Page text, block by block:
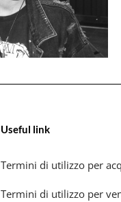
Useful link
Termini di utilizzo per
Termini di utilizzo per